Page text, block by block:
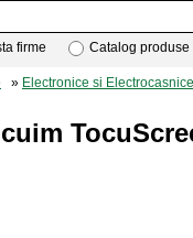
firme Catalog produse
» Electronice si Electrocasnice